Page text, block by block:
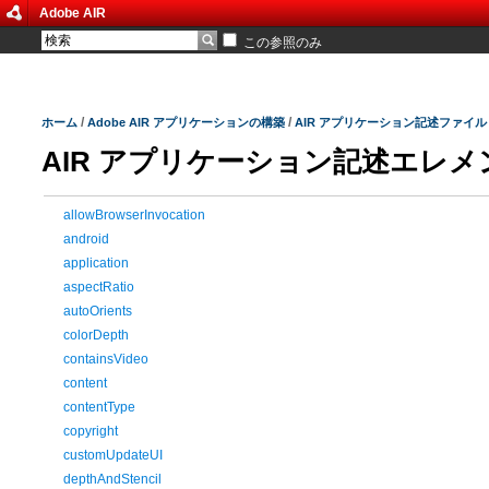
Adobe AIR
この参照のみ
ホーム / Adobe AIR アプリケーションの構築 / AIR アプリケーション記述ファイル
AIR アプリケーション記述エレメ
allowBrowserInvocation
android
application
aspectRatio
autoOrients
colorDepth
containsVideo
content
contentType
copyright
customUpdateUI
depthAndStencil